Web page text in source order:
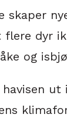
skaper
dyr
og
havisen